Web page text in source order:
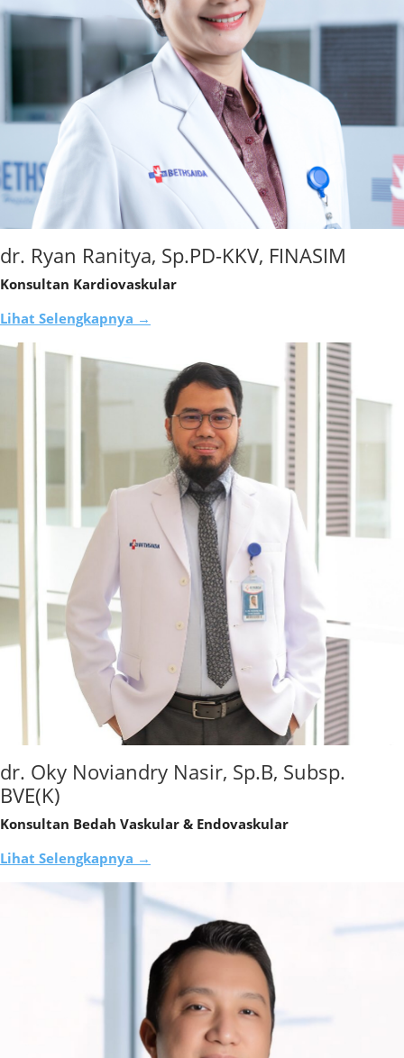
dr. Ryan Ranitya, Sp.PD-KKV, FINASIM
Konsultan Kardiovaskular
Lihat Selengkapnya →
dr. Oky Noviandry Nasir, Sp.B, Subsp.
BVE(K)
Konsultan Bedah Vaskular & Endovaskular
Lihat Selengkapnya →